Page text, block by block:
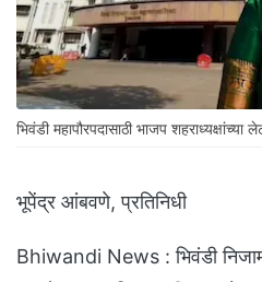
भिवंडी महापौरपदासाठी भाजप
भूपेंद्र आंबवणे, प्रतिनिधी
Bhiwandi News : भिवंडी